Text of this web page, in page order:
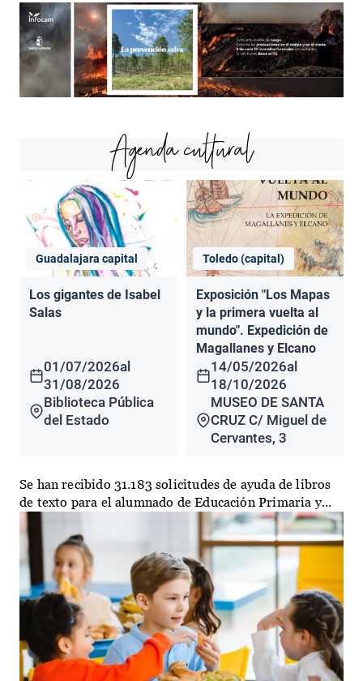
Agenda cultural
Guadalajara capital
Los gigantes de Isabel
Salas
01/07/2026al
31/08/2026
Biblioteca Pública
del Estado
Toledo (capital)
Exposición "Los Mapas
y la primera vuelta al
mundo". Expedición de
Magallanes y Elcano
14/05/2026al
18/10/2026
MUSEO DE SANTA
CRUZ C/ Miguel de
Cervantes, 3
Se han recibido 31.183 solicitudes de ayuda de libros
de texto para el alumnado de Educación Primaria y...